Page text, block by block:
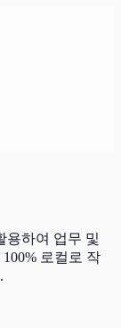
용하여 업무 및
로컬로 작